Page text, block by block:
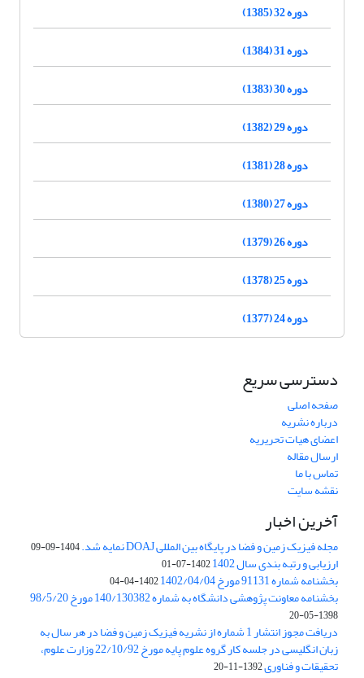
دوره 32 (1385)
دوره 31 (1384)
دوره 30 (1383)
دوره 29 (1382)
دوره 28 (1381)
دوره 27 (1380)
دوره 26 (1379)
دوره 25 (1378)
دوره 24 (1377)
دسترسی سریع
صفحه اصلی
درباره نشریه
اعضای هیات تحریریه
ارسال مقاله
تماس با ما
نقشه سایت
آخرین اخبار
مجله فیزیک زمین و فضا در پایگاه بین المللی DOAJ نمایه شد. 1404-09-09
ارزیابی و رتبه بندی سال 1402 1402-07-01
بخشنامه شماره 91131 مورخ 1402/04/04 1402-04-04
بخشنامه معاونت پژوهشی دانشگاه به شماره 140/130382 مورخ 98/5/20
1398-05-20
دریافت مجوز انتشار 1 شماره از نشریه فیزیک زمین و فضا در هر سال به
زبان انگلیسی در جلسه کار گروه علوم پایه مورخ 22/10/92 وزارت علوم،
تحقیقات و فناوری1392-11-20